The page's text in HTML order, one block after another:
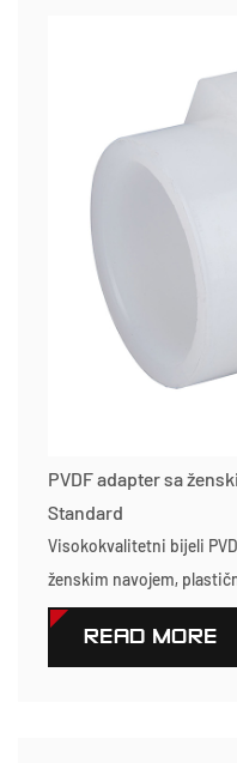
PVDF adapter sa
Standard
Visokokvalitetni bijeli
ženskim navojem,
READ MORE